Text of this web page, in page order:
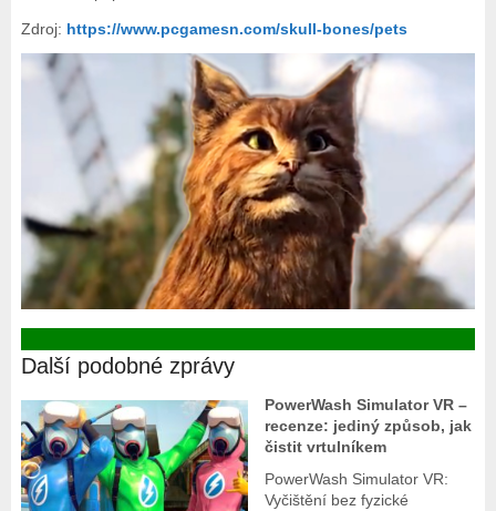
Zdroj: https://www.pcgamesn.com/skull-bones/pets
Další podobné zprávy
PowerWash Simulator VR –
recenze: jediný způsob, jak
čistit vrtulníkem
PowerWash Simulator VR:
Vyčištění bez fyzické